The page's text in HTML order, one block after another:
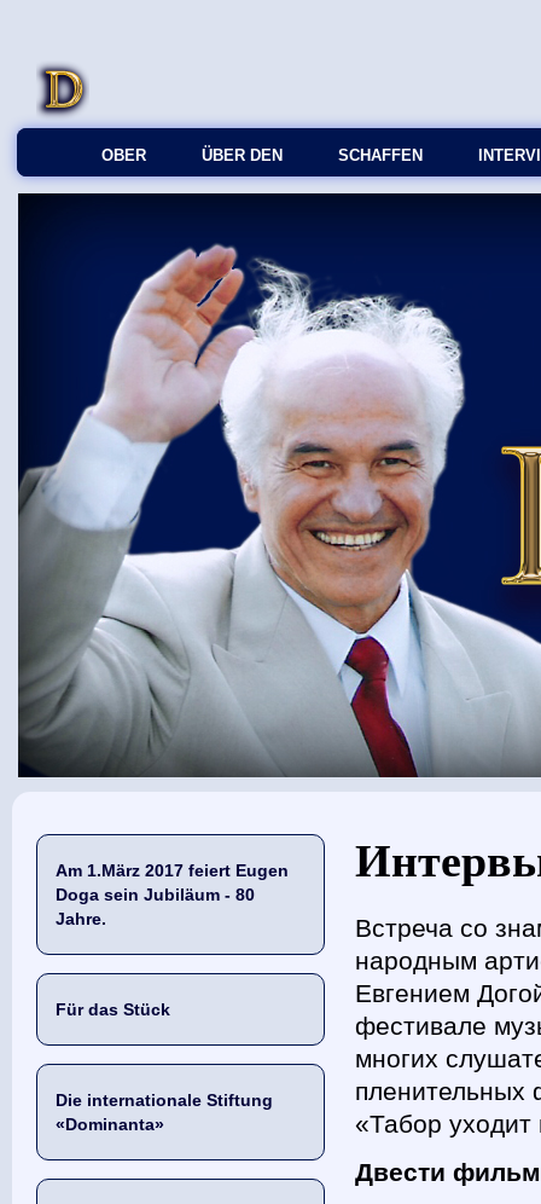
OBER ÜBER DEN SCHAFFEN
Am 1.März 2017 feiert Eugen
Doga sein Jubiläum - 80
Jahre.
Für das Stück
Die internationale Stiftung
«Dominanta»
Sie sind hier
Встреча со
народным
Евгением
фестивале
многих
«Табор
Двести